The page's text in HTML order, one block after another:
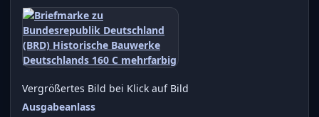
Vergrößertes Bild bei Klick auf Bild
Ausgabeanlass